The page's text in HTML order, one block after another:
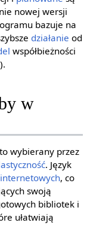
nowej wersji
bazuje na
działanie od
współbieżności
w
wybierany przez
. Język
internetowych, co
swoją
bibliotek i
ułatwiają